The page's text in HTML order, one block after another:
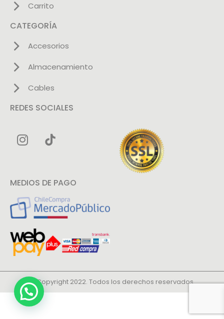
Carrito
CATEGORÍA
Accesorios
Almacenamiento
Cables
REDES SOCIALES
MEDIOS DE PAGO
© Copyright 2022. Todos los derechos reservados.